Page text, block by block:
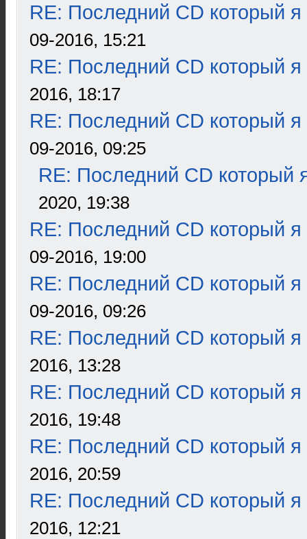
RE: Последний CD который я
09-2016, 15:21
RE: Последний CD который я
2016, 18:17
RE: Последний CD который я
09-2016, 09:25
RE: Последний CD который
2020, 19:38
RE: Последний CD который я
09-2016, 19:00
RE: Последний CD который я
09-2016, 09:26
RE: Последний CD который я
2016, 13:28
RE: Последний CD который я
2016, 19:48
RE: Последний CD который я
2016, 20:59
RE: Последний CD который я
2016, 12:21